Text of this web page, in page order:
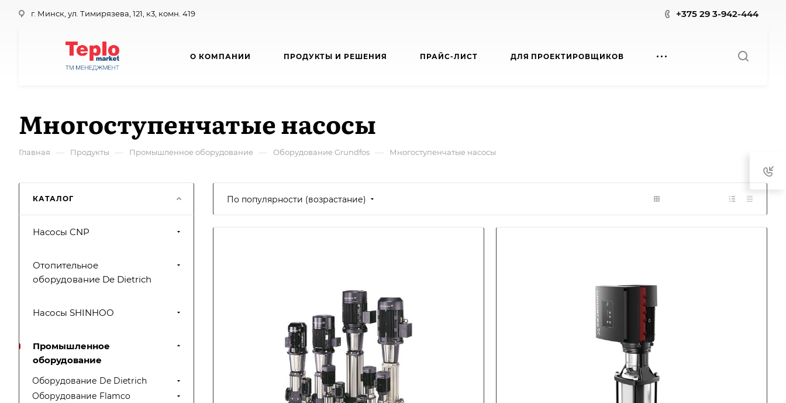
г. Минск, ул. Тимирязева, 121, к3, комн. 419 +375 29 3-942-444
О КОМПАНИИ ПРОДУКТЫ И РЕШЕНИЯ ПРАЙС-ЛИСТ ДЛЯ ПРОЕКТИРОВЩИКОВ
Многоступенчатые насосы
Главная — Продукты — Промышленное оборудование — Оборудование Grundfos — Многоступенчатые насосы
По популярности (возрастание)
КАТАЛОГ
Насосы CNP
Отопительное
оборудование De Dietrich
Насосы SHINHOO
Промышленное
оборудование
Оборудование De Dietrich
Оборудование Flamco